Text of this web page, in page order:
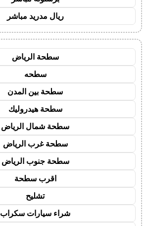
ريال مدريد مباشر
سطحة الرياض
سطحه
سطحة بين المدن
سطحة هيدروليك
سطحة شمال الرياض
سطحة غرب الرياض
سطحة جنوب الرياض
اقرب سطحة
تشليح
شراء سيارات سكراب